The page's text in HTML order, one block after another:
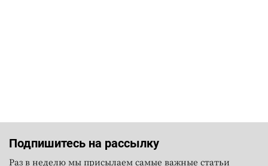
Подпишитесь на рассылку
Раз в неделю мы присылаем самые важные статьи